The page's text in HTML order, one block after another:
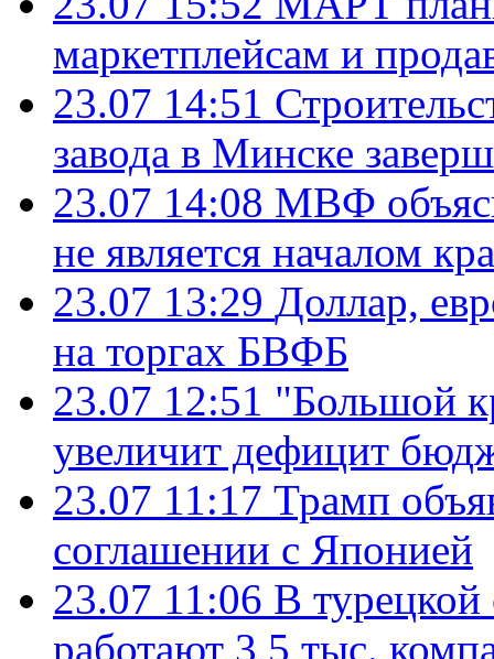
маркетплейсам и
23.07 14:51
завода в Минске
23.07 14:08 МВФ
не является началом
23.07 13:29 Доллар,
на торгах БВФБ
23.07 12:51 "Большой
увеличит дефицит
23.07 11:17 Трамп
соглашении с Японией
23.07 11:06 В
работают 3,5 тыс.